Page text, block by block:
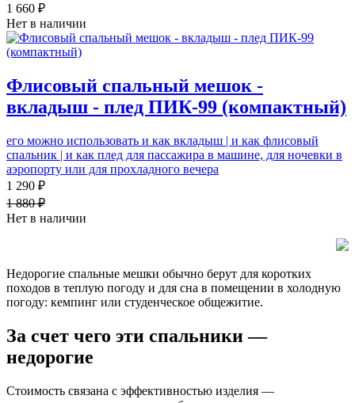
1 660 ₽
Нет в наличии
Флисовый спальный мешок -
вкладыш - плед ПИК-99 (компактный)
его можно использовать и как вкладыш | и как флисовый
спальник | и как плед для пассажира в машине, для ночевки в
аэропорту или для прохладного вечера
1 290 ₽
1 880 ₽
Нет в наличии
Недорогие спальные мешки обычно берут для коротких
походов в теплую погоду и для сна в помещении в холодную
погоду: кемпинг или студенческое общежитие.
За счет чего эти спальники —
недорогие
Стоимость связана с эффективностью изделия —